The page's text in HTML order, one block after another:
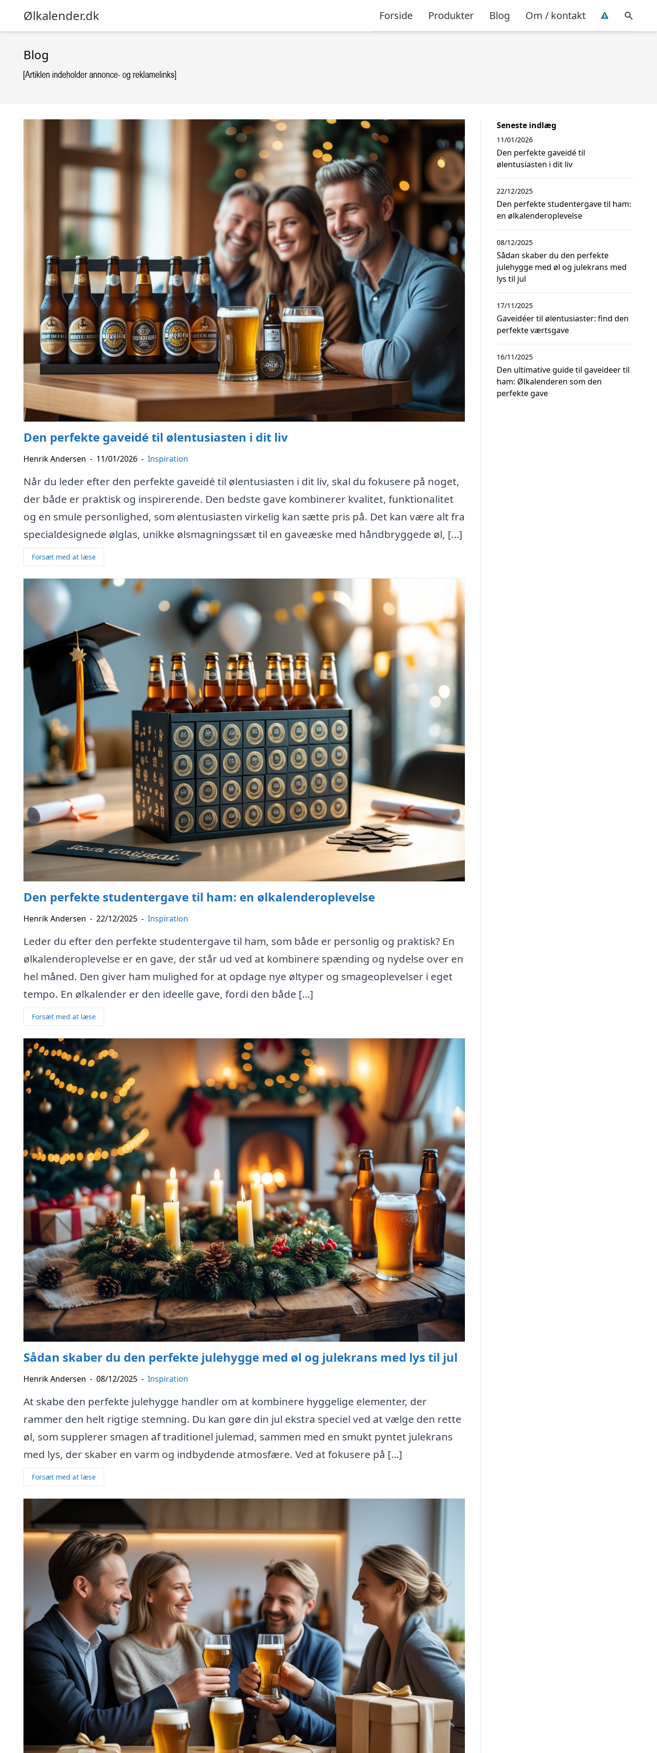
Ølkalender.dk Forside Produkter Blog Om / kontakt
Blog
Den perfekte gaveidé til ølentusiasten i dit liv
Henrik Andersen - 11/01/2026 - Inspiration
Når du leder efter den perfekte gaveidé til ølentusiasten i dit liv, skal du fokusere på noget,
der både er praktisk og inspirerende. Den bedste gave kombinerer kvalitet, funktionalitet
og en smule personlighed, som ølentusiasten virkelig kan sætte pris på. Det kan være alt fra
specialdesignede ølglas, unikke ølsmagningssæt til en gaveæske med håndbryggede øl, […]
Forsæt med at læse
Den perfekte studentergave til ham: en ølkalenderoplevelse
Henrik Andersen - 22/12/2025 - Inspiration
Leder du efter den perfekte studentergave til ham, som både er personlig og praktisk? En
ølkalenderoplevelse er en gave, der står ud ved at kombinere spænding og nydelse over en
hel måned. Den giver ham mulighed for at opdage nye øltyper og smageoplevelser i eget
tempo. En ølkalender er den ideelle gave, fordi den både […]
Forsæt med at læse
Sådan skaber du den perfekte julehygge med øl og julekrans med lys til jul
Henrik Andersen - 08/12/2025 - Inspiration
At skabe den perfekte julehygge handler om at kombinere hyggelige elementer, der
rammer den helt rigtige stemning. Du kan gøre din jul ekstra speciel ved at vælge den rette
øl, som supplerer smagen af traditionel julemad, sammen med en smukt pyntet julekrans
med lys, der skaber en varm og indbydende atmosfære. Ved at fokusere på […]
Forsæt med at læse
Seneste indlæg
Den perfekte gaveidé til
ølentusiasten i dit liv
11/01/2026
Den perfekte studentergave til ham:
en ølkalenderoplevelse
22/12/2025
Sådan skaber du den perfekte
julehygge med øl og julekrans med
lys til jul
08/12/2025
Gaveidéer til ølentusiaster: find den
perfekte værtsgave
17/11/2025
Den ultimative guide til gaveideer til
ham: Ølkalenderen som den
perfekte gave
16/11/2025